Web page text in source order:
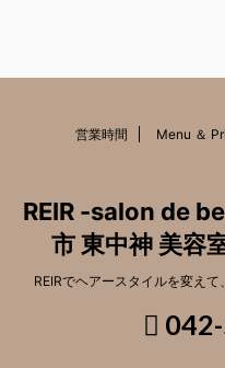
営業時間 Menu ＆
REIR -salon de
市 東中神 美容
REIRでヘアースタイルを変え